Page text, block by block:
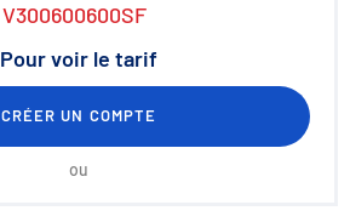
V300600600SF
Pour voir le tarif
CRÉER UN COMPTE
ou